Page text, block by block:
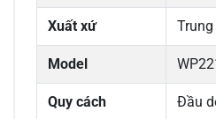
Xuất xứ
Model
Quy cách Đầu